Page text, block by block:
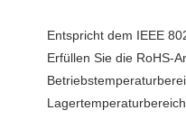
Entspricht dem IEEE
Erfüllen Sie die RoHS-